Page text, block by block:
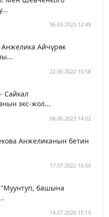
06.03.2023 12:49
Айчүрөк
22.06.2022 10:58
экс-жол...
08.06.2023 14:02
Анжеликанын бетин
17.07.2022 16:50
башына
14.07.2020 15:19